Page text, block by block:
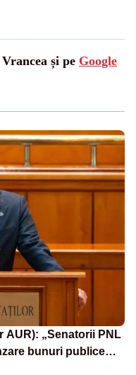
și pe Google
AUR): „Senatorii PNL
bunuri publice
Pfizer!”